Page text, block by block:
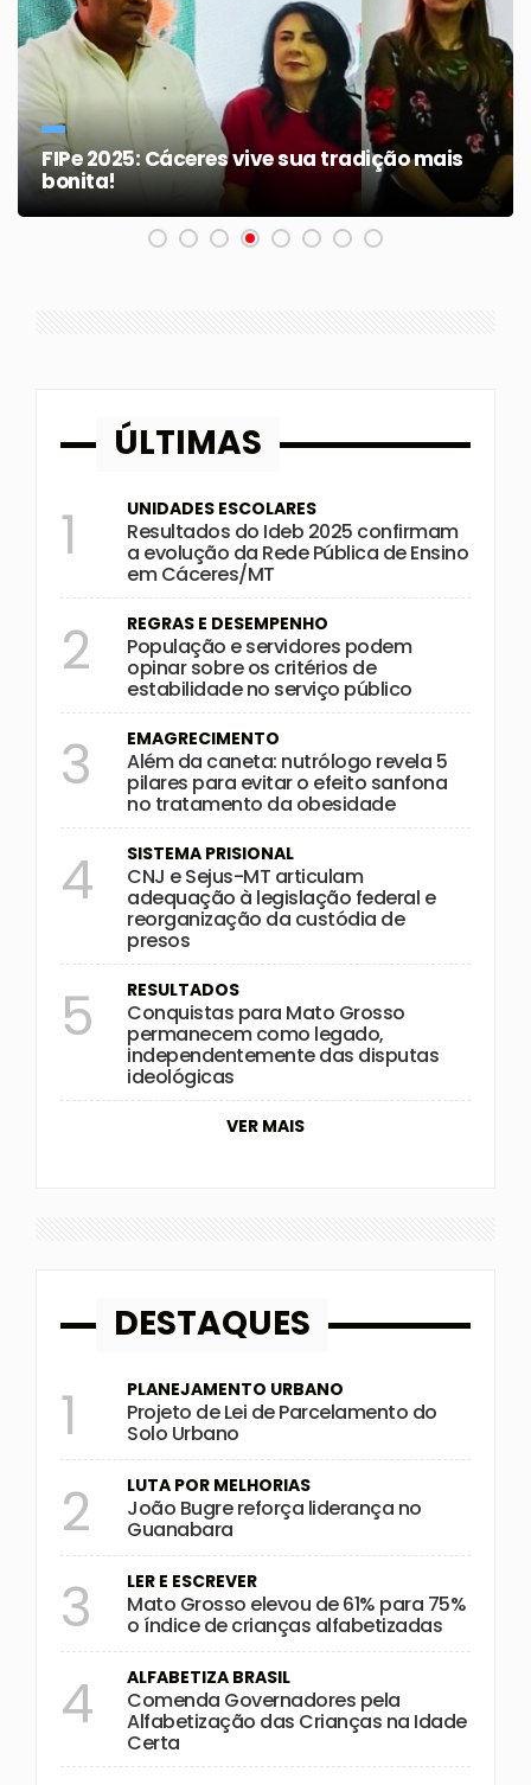
FIPe 2025: Cáceres vive sua tradição mais
bonita!
ÚLTIMAS
1 UNIDADES ESCOLARES
Resultados do Ideb 2025 confirmam
a evolução da Rede Pública de Ensino
em Cáceres/MT
2 REGRAS E DESEMPENHO
População e servidores podem
opinar sobre os critérios de
estabilidade no serviço público
3 EMAGRECIMENTO
Além da caneta: nutrólogo revela 5
pilares para evitar o efeito sanfona
no tratamento da obesidade
4 SISTEMA PRISIONAL
CNJ e Sejus-MT articulam
adequação à legislação federal e
reorganização da custódia de
presos
5 RESULTADOS
Conquistas para Mato Grosso
permanecem como legado,
independentemente das disputas
ideológicas
VER MAIS
DESTAQUES
1 PLANEJAMENTO URBANO
Projeto de Lei de Parcelamento do
Solo Urbano
2 LUTA POR MELHORIAS
João Bugre reforça liderança no
Guanabara
3 LER E ESCREVER
Mato Grosso elevou de 61% para 75%
o índice de crianças alfabetizadas
4 ALFABETIZA BRASIL
Comenda Governadores pela
Alfabetização das Crianças na Idade
Certa